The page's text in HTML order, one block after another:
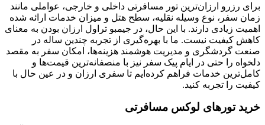
برای رزرو ارزان‌ترین تور مسافرتی داخلی و خارجی، عواملی مانند
زمان سفر، نوع وسیله نقلیه، سطح هتل و میزان خدمات ارائه شده
اهمیت زیادی دارند. با این حال، در جیمبو تراول ارزان بودن به معنای
کاهش کیفیت نیست. ما با بهره‌گیری از تجربه چندین ساله در
صنعت گردشگری و مدیریت هوشمند هزینه‌ها، امکان سفر به مقصد
دلخواه را حتی در ایام پیک سفر نیز با منصفانه‌ترین قیمت‌ها و
کامل‌ترین خدمات فراهم کرده‌ایم تا سفری ارزان و در عین حال با
کیفیت را تجربه کنید.
خرید تورهای لوکس مسافرتی